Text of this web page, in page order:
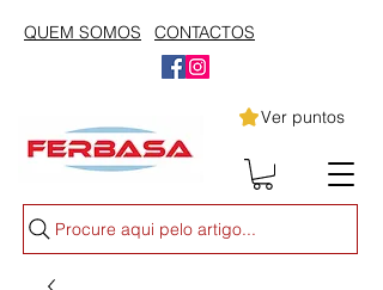
QUEM SOMOS CONTACTOS
Ver puntos
Procure aqui pelo artigo...